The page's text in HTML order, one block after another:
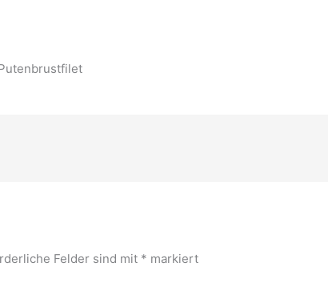
Felder sind mit * markiert